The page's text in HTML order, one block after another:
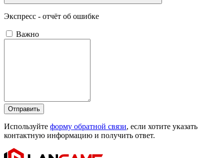
Экспресс - отчёт об ошибке
Важно
Отправить
Используйте форму обратной связи, если хотите указать
контактную информацию и получить ответ.